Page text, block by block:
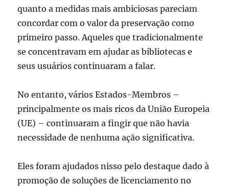
quanto a medidas mais ambiciosas pareciam
concordar com o valor da preservação como
primeiro passo. Aqueles que tradicionalmente
se concentravam em ajudar as bibliotecas e
seus usuários continuaram a falar.
No entanto, vários Estados-Membros –
principalmente os mais ricos da União Europeia
(UE) – continuaram a fingir que não havia
necessidade de nenhuma ação significativa.
Eles foram ajudados nisso pelo destaque dado à
promoção de soluções de licenciamento no